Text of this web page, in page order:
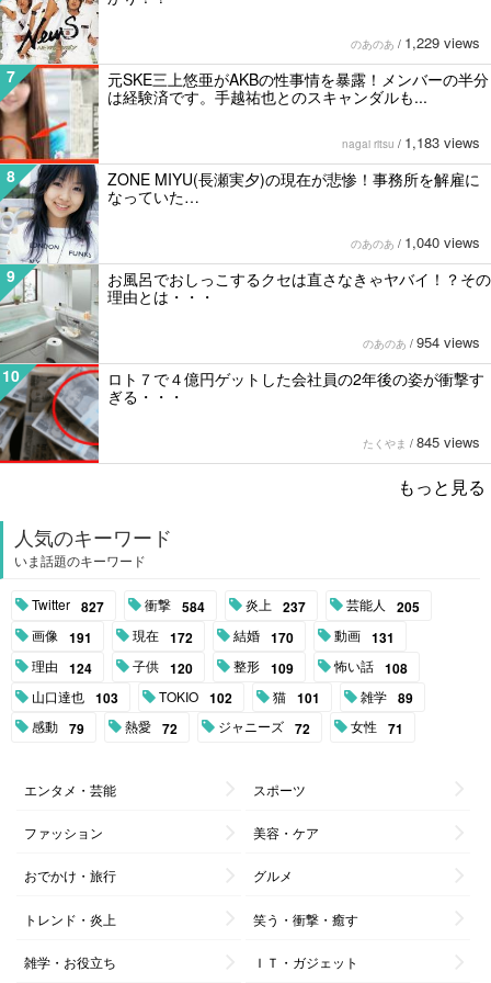
のあのあ / 1,229 views
7
元SKE三上悠亜がAKBの性事情を暴露！メンバーの半分
は経験済です。手越祐也とのスキャンダルも...
nagai ritsu / 1,183 views
8
ZONE MIYU(長瀬実夕)の現在が悲惨！事務所を解雇に
なっていた…
のあのあ / 1,040 views
9
お風呂でおしっこするクセは直さなきゃヤバイ！？その
理由とは・・・
のあのあ / 954 views
10
ロト７で４億円ゲットした会社員の2年後の姿が衝撃す
ぎる・・・
たくやま / 845 views
もっと見る
人気のキーワード
いま話題のキーワード
Twitter 827 衝撃 584 炎上 237 芸能人 205
画像 191 現在 172 結婚 170 動画 131
理由 124 子供 120 整形 109 怖い話 108
山口達也 103 TOKIO 102 猫 101 雑学 89
感動 79 熱愛 72 ジャニーズ 72 女性 71
エンタメ・芸能 スポーツ
ファッション 美容・ケア
おでかけ・旅行 グルメ
トレンド・炎上 笑う・衝撃・癒す
雑学・お役立ち ＩＴ・ガジェット